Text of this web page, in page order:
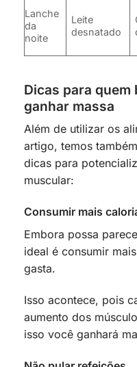
Lanche
da
noite
Leite
desnatado
Dicas para quem
ganhar massa
Além de utilizar os
artigo, temos
dicas para
muscular:
Consumir mais
Embora possa
ideal é consumir
gasta.
Isso acontece, pois
aumento dos
isso você ganhará